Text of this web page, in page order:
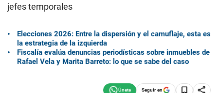
jefes temporales
Elecciones 2026: Entre la dispersión y el camuflaje, esta es
la estrategia de la izquierda
Fiscalía evalúa denuncias periodísticas sobre inmuebles de
Rafael Vela y Marita Barreto: lo que se sabe del caso
Seguir en